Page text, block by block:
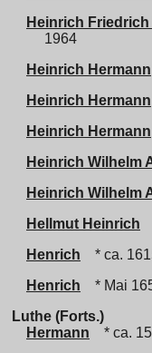
Heinrich Friedrich
1964
Heinrich Hermann
Heinrich Hermann
Heinrich Hermann
Heinrich Wilhelm
Heinrich Wilhelm
Hellmut Heinrich
Henrich
* ca.
Henrich
* Mai
Luthe (Forts.)
Hermann
* ca.